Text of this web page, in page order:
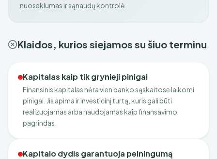
nuoseklumas ir sąnaudų kontrolė.
Klaidos, kurios siejamos su šiuo terminu
Kapitalas kaip tik grynieji pinigai
Finansinis kapitalas nėra vien banko sąskaitose laikomi
pinigai. Jis apima ir investicinį turtą, kuris gali būti
realizuojamas arba naudojamas kaip finansavimo
pagrindas.
Kapitalo dydis garantuoja pelningumą